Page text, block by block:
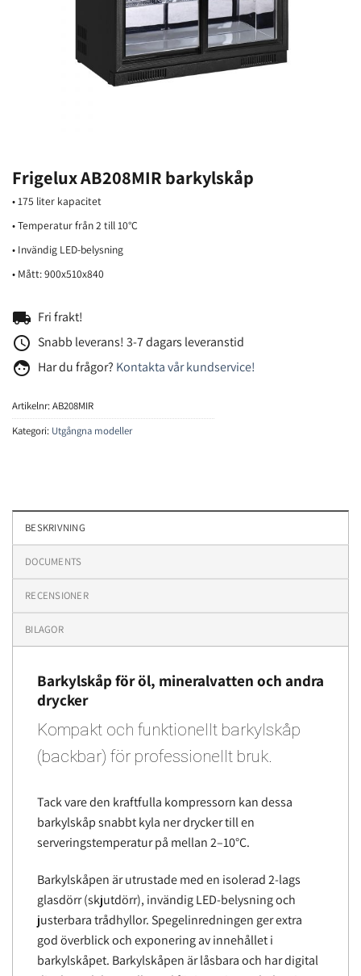
Frigelux AB208MIR barkylskåp
• 175 liter kapacitet
• Temperatur från 2 till 10°C
• Invändig LED-belysning
• Mått: 900x510x840
local_shipping Fri frakt!
access_time Snabb leverans! 3-7 dagars leveranstid
face Har du frågor? Kontakta vår kundservice!
Artikelnr:AB208MIR
Kategori: Utgångna modeller
BESKRIVNING
DOCUMENTS
RECENSIONER
BILAGOR
Barkylskåp för öl, mineralvatten och andra
drycker
Kompakt och funktionellt barkylskåp
(backbar) för professionellt bruk.
Tack vare den kraftfulla kompressorn kan dessa
barkylskåp snabbt kyla ner drycker till en
serveringstemperatur på mellan 2–10°C.
Barkylskåpen är utrustade med en isolerad 2-lags
glasdörr (skjutdörr), invändig LED-belysning och
justerbara trådhyllor. Spegelinredningen ger extra
god överblick och exponering av innehållet i
barkylskåpet. Barkylskåpen är låsbara och har digital